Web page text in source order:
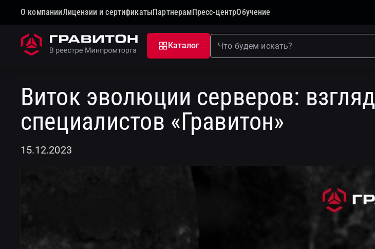
О компанииЛицензии и сертификатыПартнерамПресс-центрОбучение
Каталог
Виток эволюции серверов: взгляд
специалистов «Гравитон»
15.12.2023